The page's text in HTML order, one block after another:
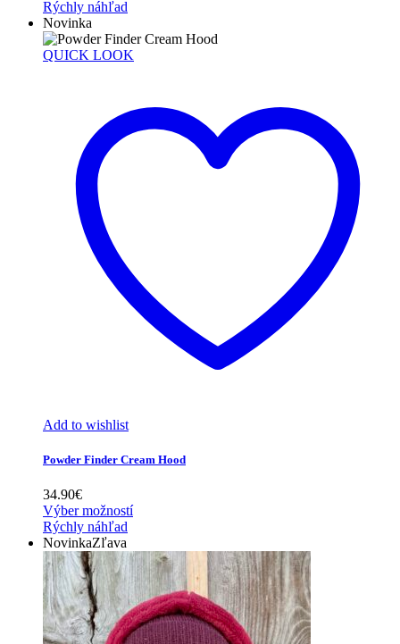
Rýchly náhľad
Novinka
QUICK LOOK
Add to wishlist
Powder Finder Cream Hood
34.90€
Výber možností
Rýchly náhľad
NovinkaZľava